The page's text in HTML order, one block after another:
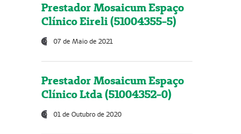
Prestador Mosaicum Espaço
Clínico Eireli (51004355-5)
07 de Maio de 2021
Prestador Mosaicum Espaço
Clínico Ltda (51004352-0)
01 de Outubro de 2020